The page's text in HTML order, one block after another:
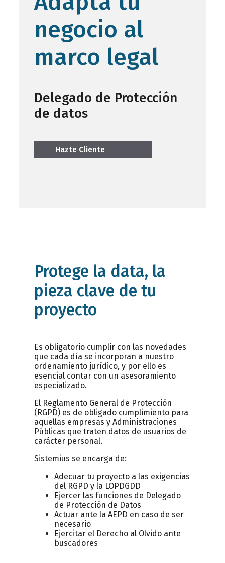
negocio al
marco legal
Delegado de Protección
de datos
Hazte Cliente
Protege la data, la
pieza clave de tu
proyecto
Es obligatorio cumplir con las novedades
que cada día se incorporan a nuestro
ordenamiento jurídico, y por ello es
esencial contar con un asesoramiento
especializado.
El Reglamento General de Protección
(RGPD) es de obligado cumplimiento para
aquellas empresas y Administraciones
Públicas que traten datos de usuarios de
carácter personal.
Sistemius se encarga de:
Adecuar tu proyecto a las exigencias
del RGPD y la LOPDGDD
Ejercer las funciones de Delegado
de Protección de Datos
Actuar ante la AEPD en caso de ser
necesario
Ejercitar el Derecho al Olvido ante
buscadores